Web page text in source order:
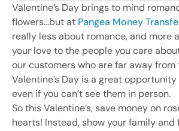
Valentine’s Day brings to mind
flowers…but at Pangea Money
really less about romance, and more
your love to the people you care
our customers who are far away from
Valentine’s Day is a great
even if you can’t see them in person.
So this Valentine’s, save money on
hearts! Instead, show your family and